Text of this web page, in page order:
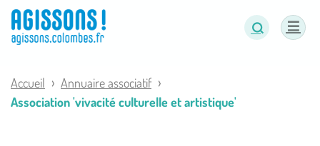
Accueil
Annuaire associatif
Association 'vivacité culturelle et artistique'
Panneau de gestion des cookies